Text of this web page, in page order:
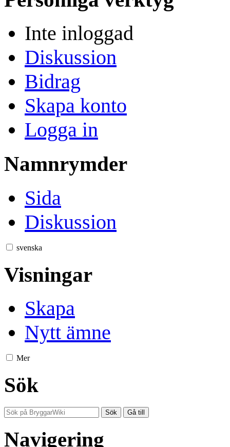
Inte inloggad
Diskussion
Bidrag
Skapa konto
Logga in
Namnrymder
Sida
Diskussion
svenska
Visningar
Skapa
Nytt ämne
Mer
Sök
Navigering